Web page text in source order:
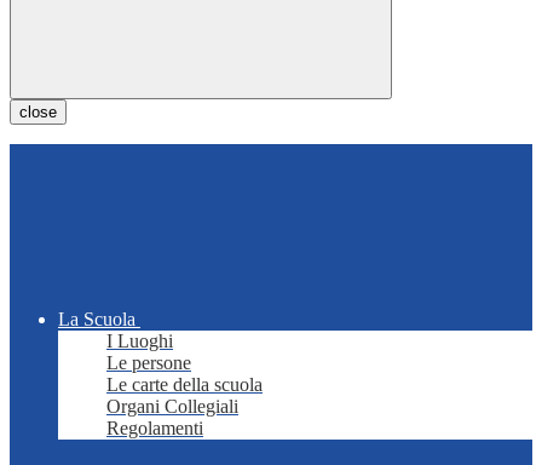
close
La Scuola
I Luoghi
Le persone
Le carte della scuola
Organi Collegiali
Regolamenti